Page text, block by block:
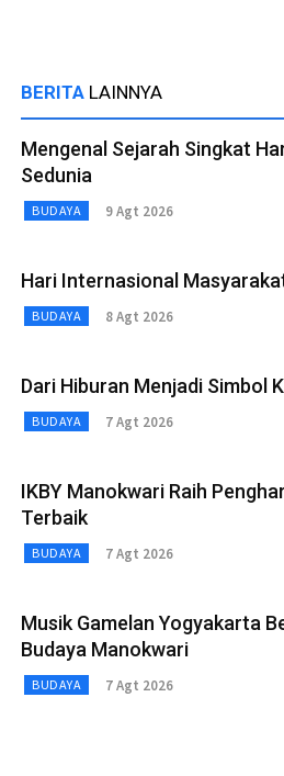
BERITA LAINNYA
Mengenal Sejarah Singkat
Sedunia
BUDAYA 9 Agt 2026
Hari Internasional
BUDAYA 8 Agt 2026
Dari Hiburan Menjadi Simbol
BUDAYA 7 Agt 2026
IKBY Manokwari Raih
Terbaik
BUDAYA 7 Agt 2026
Musik Gamelan Yogyakarta
Budaya Manokwari
BUDAYA 7 Agt 2026